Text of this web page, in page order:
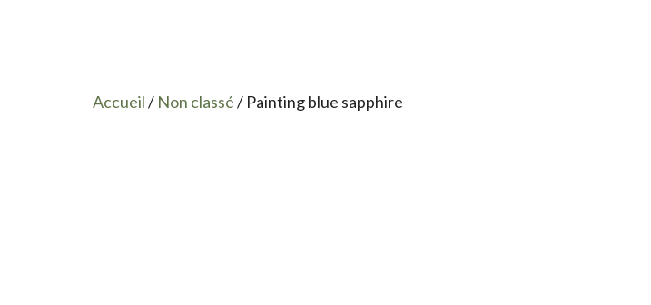
Accueil/ Non classé/ Painting blue sapphire